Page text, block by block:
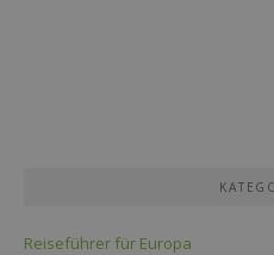
Reiseführer für Europa